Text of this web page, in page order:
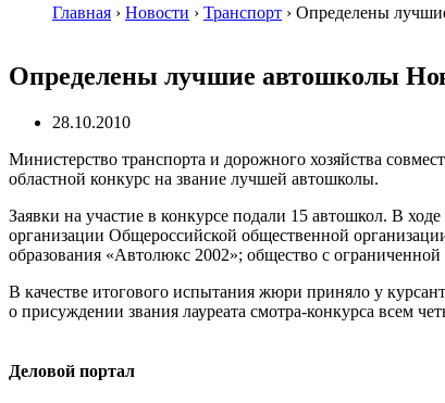
Главная › Новости › Транспорт › Определены
Определены лучшие автошколы
28.10.2010
Министерство транспорта и дорожного хозяйства
областной конкурс на звание лучшей автошколы.
Заявки на участие в конкурсе подали 15 автошкол. В
организации Общероссийской общественной
образования «Автолюкс 2002»; общество с
В качестве итогового испытания жюри приняло у
о присуждении звания лауреата смотра-конкурса всем
Деловой портал